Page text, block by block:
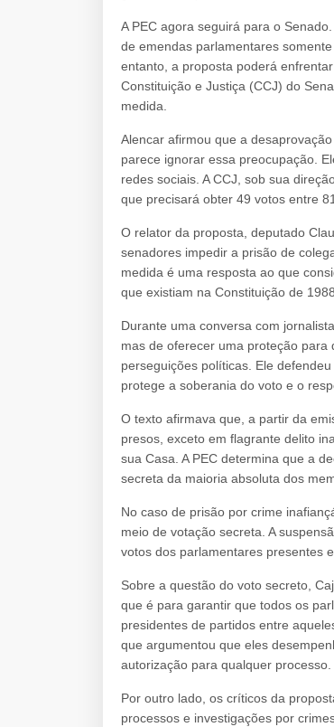
A PEC agora seguirá para o
de emendas parlamentares
entanto, a proposta poderá
Constituição e Justiça (CCJ) do
medida.
Alencar afirmou que a
parece ignorar essa preocupação.
redes sociais. A CCJ, sob sua
que precisará obter 49 votos entre
O relator da proposta, deputado
senadores impedir a prisão de
medida é uma resposta ao que
que existiam na Constituição de
Durante uma conversa com
mas de oferecer uma proteção
perseguições políticas. Ele
protege a soberania do voto e o
O texto afirmava que, a partir da
presos, exceto em flagrante delito
sua Casa. A PEC determina que a
secreta da maioria absoluta dos
No caso de prisão por crime
meio de votação secreta. A
votos dos parlamentares presentes
Sobre a questão do voto secreto,
que é para garantir que todos os
presidentes de partidos entre
que argumentou que eles
autorização para qualquer processo.
Por outro lado, os críticos da
processos e investigações por